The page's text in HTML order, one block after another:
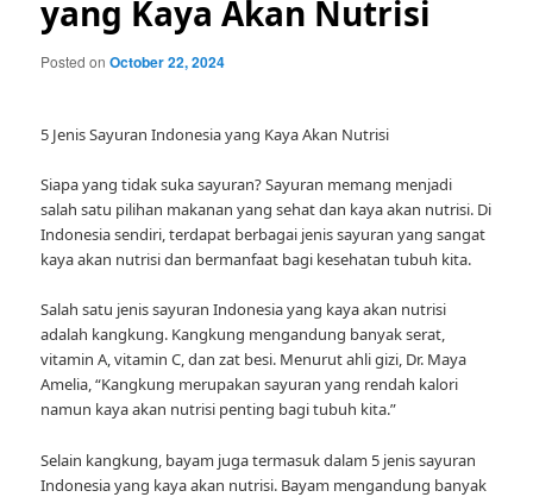
yang Kaya Akan Nutrisi
Posted onOctober 22, 2024
5 Jenis Sayuran Indonesia yang Kaya Akan Nutrisi
Siapa yang tidak suka sayuran? Sayuran memang menjadi
salah satu pilihan makanan yang sehat dan kaya akan nutrisi. Di
Indonesia sendiri, terdapat berbagai jenis sayuran yang sangat
kaya akan nutrisi dan bermanfaat bagi kesehatan tubuh kita.
Salah satu jenis sayuran Indonesia yang kaya akan nutrisi
adalah kangkung. Kangkung mengandung banyak serat,
vitamin A, vitamin C, dan zat besi. Menurut ahli gizi, Dr. Maya
Amelia, “Kangkung merupakan sayuran yang rendah kalori
namun kaya akan nutrisi penting bagi tubuh kita.”
Selain kangkung, bayam juga termasuk dalam 5 jenis sayuran
Indonesia yang kaya akan nutrisi. Bayam mengandung banyak